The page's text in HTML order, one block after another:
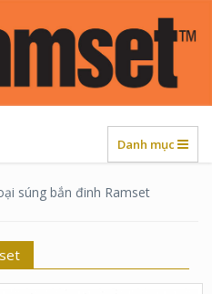
Danh mục
súng bắn đinh Ramset